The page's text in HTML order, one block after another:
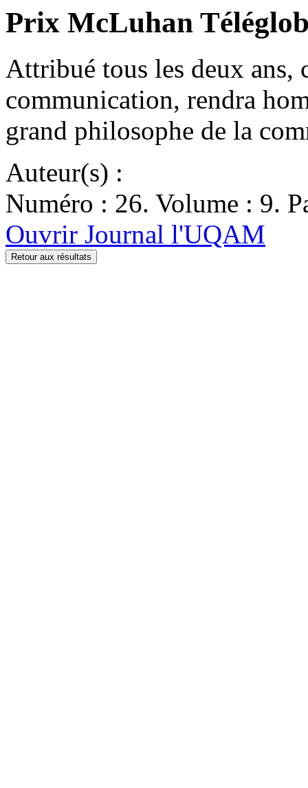
Prix McLuhan
Attribué tous les deux ans,
communication, rendra
grand philosophe de la
Auteur(s) :
Numéro : 26. Volume : 9.
Ouvrir Journal l'UQAM
Retour aux résultats